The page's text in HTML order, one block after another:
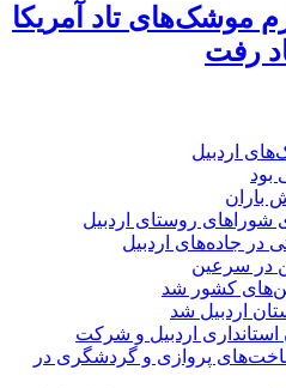
موشک‌های تاد آمریکا
اردبیل
بود
باران
در سرعین
کشور شد
اردبیل شد
استانداری اردبیل و شرکت
پروازی و گردشگری در